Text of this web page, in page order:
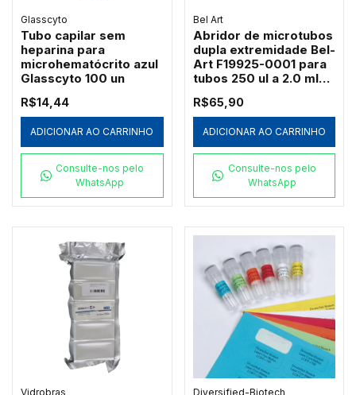
Glasscyto
Tubo capilar sem
heparina para
microhematócrito azul
Glasscyto 100 un
R$14,44
ADICIONAR AO CARRINHO
Consulte-nos pelo
WhatsApp
Bel Art
Abridor de microtubos
dupla extremidade Bel-
Art F19925-0001 para
tubos 250 ul a 2.0 ml
R$65,90
ADICIONAR AO CARRINHO
Consulte-nos pelo
WhatsApp
Vidrobras Diversified-Biotech